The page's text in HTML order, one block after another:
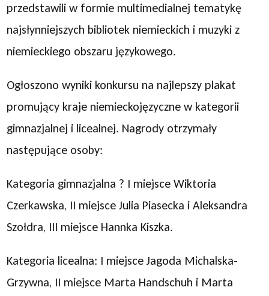
przedstawili w formie multimedialnej tematykę
najsłynniejszych bibliotek niemieckich i muzyki z
niemieckiego obszaru językowego.
Ogłoszono wyniki konkursu na najlepszy plakat
promujący kraje niemieckojęzyczne w kategorii
gimnazjalnej i licealnej. Nagrody otrzymały
następujące osoby:
Kategoria gimnazjalna ? I miejsce Wiktoria
Czerkawska, II miejsce Julia Piasecka i Aleksandra
Szołdra, III miejsce Hannka Kiszka.
Kategoria licealna: I miejsce Jagoda Michalska-
Grzywna, II miejsce Marta Handschuh i Marta